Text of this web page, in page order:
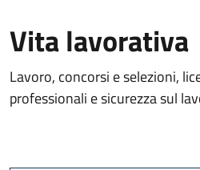
Vita lavorativa
Lavoro, concorsi e selezioni,
professionali e sicurezza sul